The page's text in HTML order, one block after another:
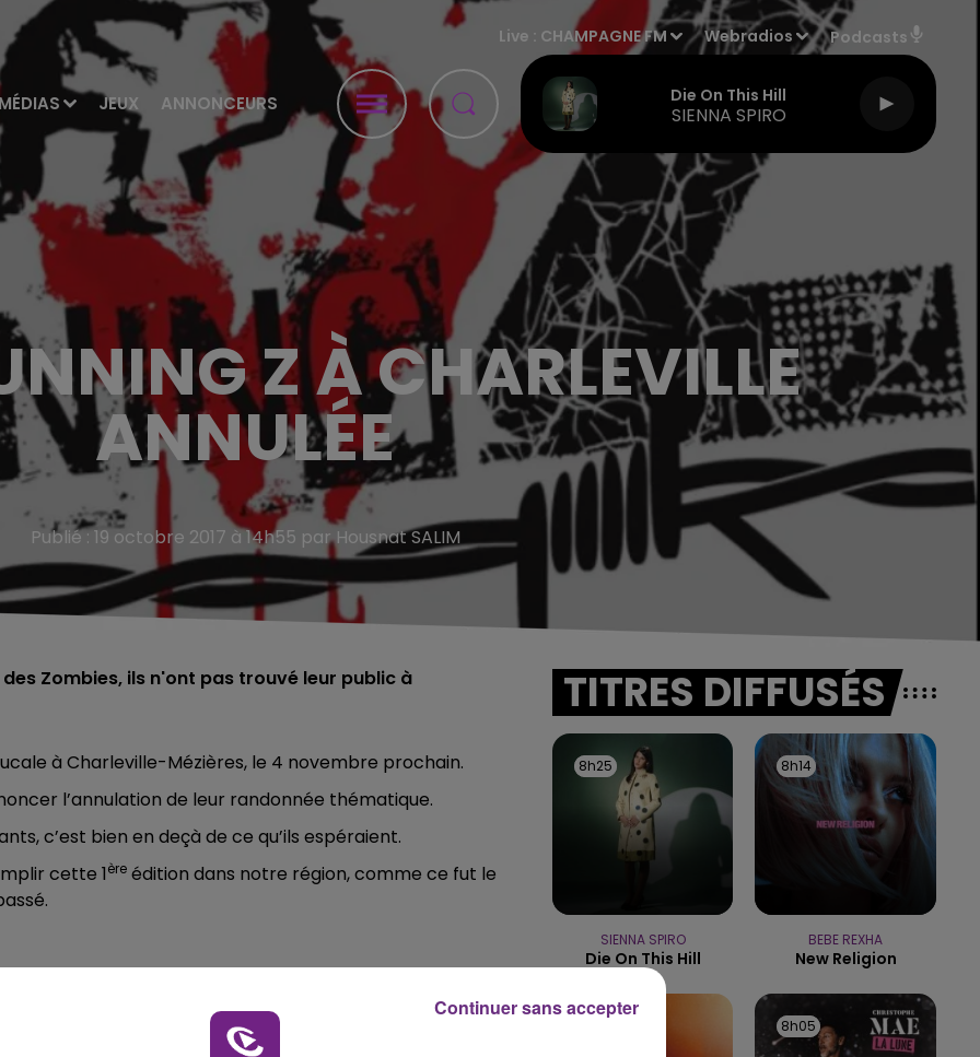
JEUX ANNONCEURS
Live : CHAMPAGNE FM Webradios Podcasts
Die On This Hill
SIENNA SPIRO
LE TICKET DE CAISSE
14h00 - 15h00
LA RADIO POP
Z À CHARLEVILLE
ANNULÉE
Publié : 19 octobre 2017 à 14h55 par Housnat SALIM
Zombies, ils n'ont pas trouvé leur public à
à Charleville-Mézières, le 4 novembre prochain.
l’annulation de leur randonnée thématique.
c’est bien en deçà de ce qu’ils espéraient.
cette 1ère édition dans notre région, comme ce fut le
du Running Z :
TITRES DIFFUSÉS
8h25
8h25
SIENNA SPIRO
Die On This Hill
8h14
8h14
BEBE REXHA
New Religion
8h05
8h05
Continuer sans accepter